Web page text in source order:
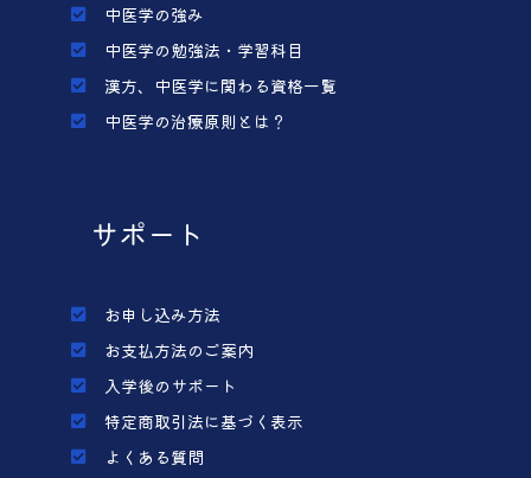
中医学の強み
中医学の勉強法・学習科目
漢方、中医学に関わる資格一覧
中医学の治療原則とは？
サポート
お申し込み方法
お支払方法のご案内
入学後のサポート
特定商取引法に基づく表示
よくある質問